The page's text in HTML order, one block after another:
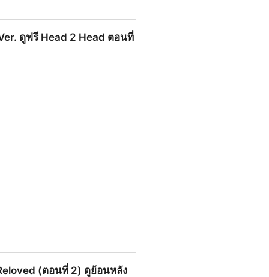
ดูฟรี Head 2 Head ตอนที่
(ตอนที่ 2) ดูย้อนหลัง